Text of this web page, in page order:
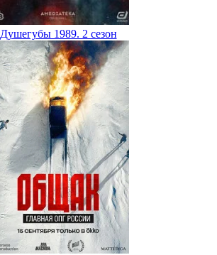
Душегубы 1989. 2 сезон